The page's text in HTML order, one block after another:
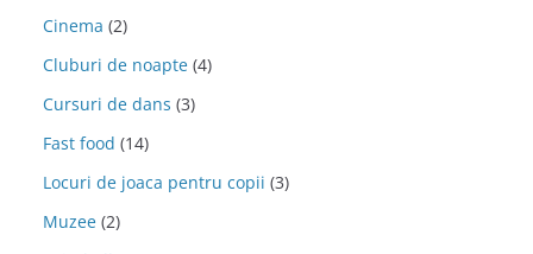
Cinema (2)
Cluburi de noapte (4)
Cursuri de dans (3)
Fast food (14)
Locuri de joaca pentru copii (3)
Muzee (2)